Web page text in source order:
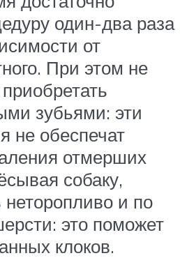
один-два раза
от
При этом не
зубьями: эти
не обеспечат
отмерших
собаку,
неторопливо и по
это поможет
клоков.